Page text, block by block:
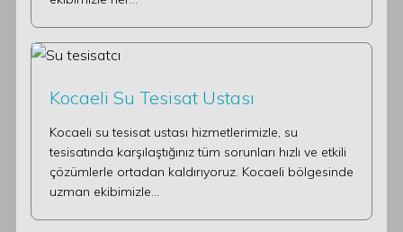
Kocaeli Su Tesisat Ustası
Kocaeli su tesisat ustası hizmetlerimizle, su
tesisatında karşılaştığınız tüm sorunları hızlı ve etkili
çözümlerle ortadan kaldırıyoruz. Kocaeli bölgesinde
uzman ekibimizle…